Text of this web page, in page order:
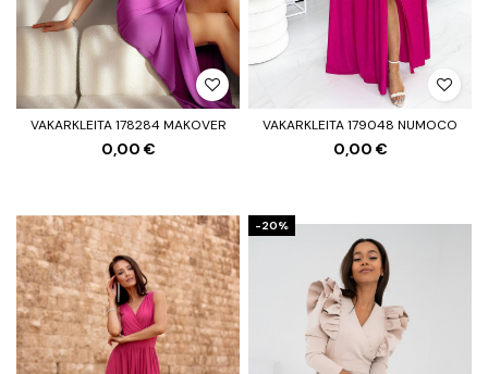
VAKARKLEITA 178284 MAKOVER
0,00 €
VAKARKLEITA 179048 NUMOCO
0,00 €
-20%